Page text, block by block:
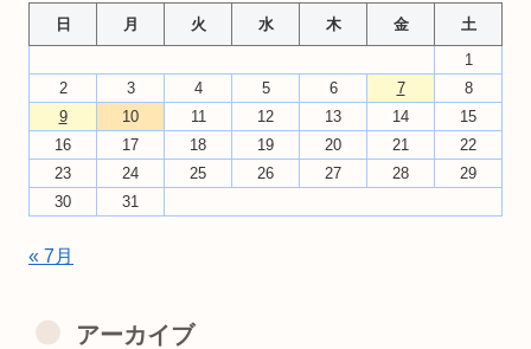
日 月 火 水 木 金
土
1
2
3 4 5 6 7
8
9
10 11 12 13 14
15
16
17 18 19 20 21
22
23
24 25 26 27 28
29
30
31
« 7月
アーカイブ